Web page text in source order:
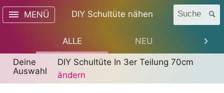
MENÜ DIY Schultüte nähen Suche
ALLE NEU
Deine
Auswahl
DIY Schultüte In 3er Teilung 70cm
ändern